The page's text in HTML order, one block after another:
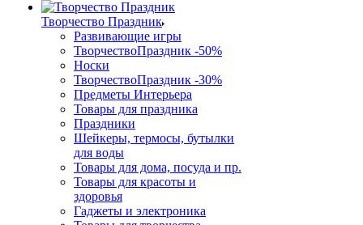
Творчество Праздник
Развивающие игры
ТворчествоПраздник -50%
Носки
ТворчествоПраздник -30%
Предметы Интерьера
Товары для праздника
Праздники
Шейкеры, термосы, бутылки
для воды
Товары для дома, посуда и пр.
Товары для красоты и
здоровья
Гаджеты и электроника